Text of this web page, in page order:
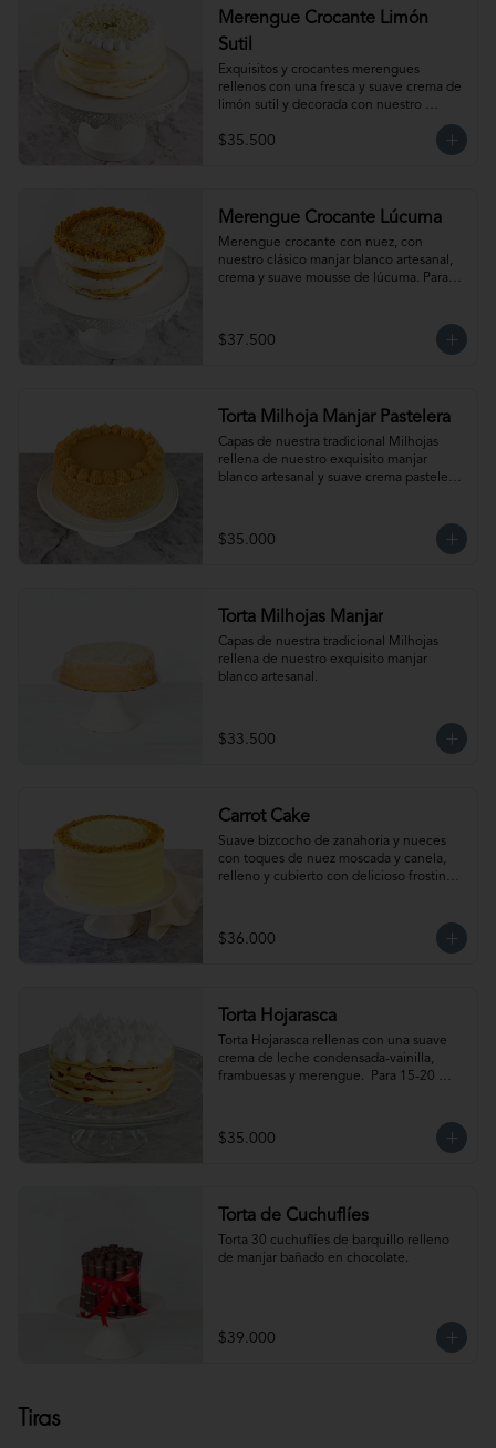
Merengue Crocante Limón
Sutil
Exquisitos y crocantes merengues
rellenos con una fresca y suave crema de
limón sutil y decorada con nuestro
personas. Producto congelado, se
recomienda descongelar de 1 a 2 horas a
$35.500
Merengue Crocante Lúcuma
Merengue crocante con nuez, con
nuestro clásico manjar blanco artesanal,
crema y suave mousse de lúcuma. Para
temperatura ambiente antes de servir.
$37.500
Torta Milhoja Manjar Pastelera
Capas de nuestra tradicional Milhojas
rellena de nuestro exquisito manjar
blanco artesanal y suave crema pastelera.
de 2 a 3 horas a temperatura ambiente
antes de servir.
$35.000
Torta Milhojas Manjar
Capas de nuestra tradicional Milhojas
rellena de nuestro exquisito manjar
blanco artesanal.
$33.500
Carrot Cake
Suave bizcocho de zanahoria y nueces
con toques de nuez moscada y canela,
relleno y cubierto con delicioso frosting.
de 2 a 3 horas a temperatura ambiente
antes de servir.
$36.000
Torta Hojarasca
Torta Hojarasca rellenas con una suave
crema de leche condensada-vainilla,
frambuesas y merengue.  Para 15-20
hora a temperatura ambiente antes de
servir.
$35.000
Torta de Cuchuflíes
Torta 30 cuchuflíes de barquillo relleno
de manjar bañado en chocolate.
$39.000
Tiras